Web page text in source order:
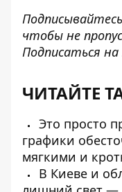
чтобы не
Подписаться
ЧИТАЙТЕ
Это просто
графики
мягкими и
В Киеве и